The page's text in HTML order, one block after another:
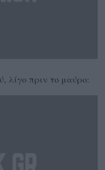
λίγο πριν το μαύρο: